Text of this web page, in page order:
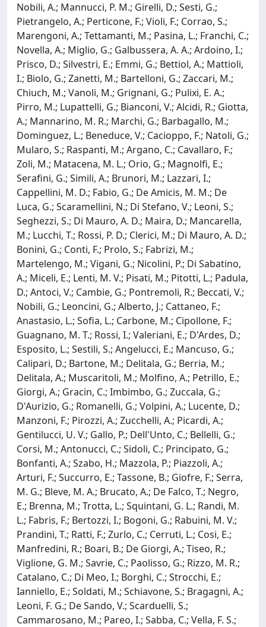
Nobili, A.; Mannucci, P. M.; Girelli, D.; Sesti, G.;
Pietrangelo, A.; Perticone, F.; Violi, F.; Corrao, S.;
Marengoni, A.; Tettamanti, M.; Pasina, L.; Franchi, C.;
Novella, A.; Miglio, G.; Galbussera, A. A.; Ardoino, I.;
Prisco, D.; Silvestri, E.; Emmi, G.; Bettiol, A.; Mattioli,
I.; Biolo, G.; Zanetti, M.; Bartelloni, G.; Zaccari, M.;
Chiuch, M.; Vanoli, M.; Grignani, G.; Pulixi, E. A.;
Pirro, M.; Lupattelli, G.; Bianconi, V.; Alcidi, R.; Giotta,
A.; Mannarino, M. R.; Marchi, G.; Barbagallo, M.;
Dominguez, L.; Beneduce, V.; Cacioppo, F.; Natoli, G.;
Mularo, S.; Raspanti, M.; Argano, C.; Cavallaro, F.;
Zoli, M.; Matacena, M. L.; Orio, G.; Magnolfi, E.;
Serafini, G.; Simili, A.; Brunori, M.; Lazzari, I.;
Cappellini, M. D.; Fabio, G.; De Amicis, M. M.; De
Luca, G.; Scaramellini, N.; Di Stefano, V.; Leoni, S.;
Seghezzi, S.; Di Mauro, A. D.; Maira, D.; Mancarella,
M.; Lucchi, T.; Rossi, P. D.; Clerici, M.; Di Mauro, A. D.;
Bonini, G.; Conti, F.; Prolo, S.; Fabrizi, M.;
Martelengo, M.; Vigani, G.; Nicolini, P.; Di Sabatino,
A.; Miceli, E.; Lenti, M. V.; Pisati, M.; Pitotti, L.; Padula,
D.; Antoci, V.; Cambie, G.; Pontremoli, R.; Beccati, V.;
Nobili, G.; Leoncini, G.; Alberto, J.; Cattaneo, F.;
Anastasio, L.; Sofia, L.; Carbone, M.; Cipollone, F.;
Guagnano, M. T.; Rossi, I.; Valeriani, E.; D'Ardes, D.;
Esposito, L.; Sestili, S.; Angelucci, E.; Mancuso, G.;
Calipari, D.; Bartone, M.; Delitala, G.; Berria, M.;
Delitala, A.; Muscaritoli, M.; Molfino, A.; Petrillo, E.;
Giorgi, A.; Gracin, C.; Imbimbo, G.; Zuccala, G.;
D'Aurizio, G.; Romanelli, G.; Volpini, A.; Lucente, D.;
Manzoni, F.; Pirozzi, A.; Zucchelli, A.; Picardi, A.;
Gentilucci, U. V.; Gallo, P.; Dell'Unto, C.; Bellelli, G.;
Corsi, M.; Antonucci, C.; Sidoli, C.; Principato, G.;
Bonfanti, A.; Szabo, H.; Mazzola, P.; Piazzoli, A.;
Arturi, F.; Succurro, E.; Tassone, B.; Giofre, F.; Serra,
M. G.; Bleve, M. A.; Brucato, A.; De Falco, T.; Negro,
E.; Brenna, M.; Trotta, L.; Squintani, G. L.; Randi, M.
L.; Fabris, F.; Bertozzi, I.; Bogoni, G.; Rabuini, M. V.;
Prandini, T.; Ratti, F.; Zurlo, C.; Cerruti, L.; Cosi, E.;
Manfredini, R.; Boari, B.; De Giorgi, A.; Tiseo, R.;
Viglione, G. M.; Savrie, C.; Paolisso, G.; Rizzo, M. R.;
Catalano, C.; Di Meo, I.; Borghi, C.; Strocchi, E.;
Ianniello, E.; Soldati, M.; Schiavone, S.; Bragagni, A.;
Leoni, F. G.; De Sando, V.; Scarduelli, S.;
Cammarosano, M.; Pareo, I.; Sabba, C.; Vella, F. S.;